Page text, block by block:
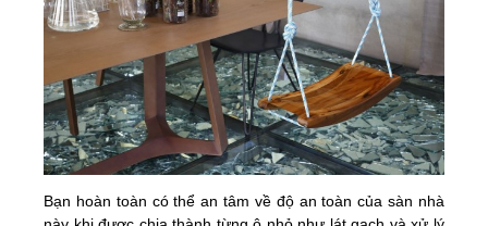
Bạn hoàn toàn có thể an tâm về độ an toàn của sàn nhà